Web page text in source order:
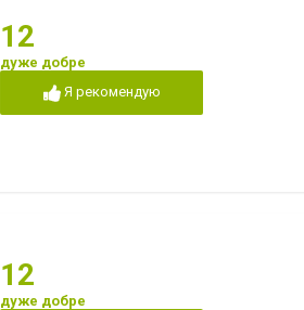
12
дуже добре
Я рекомендую
12
дуже добре